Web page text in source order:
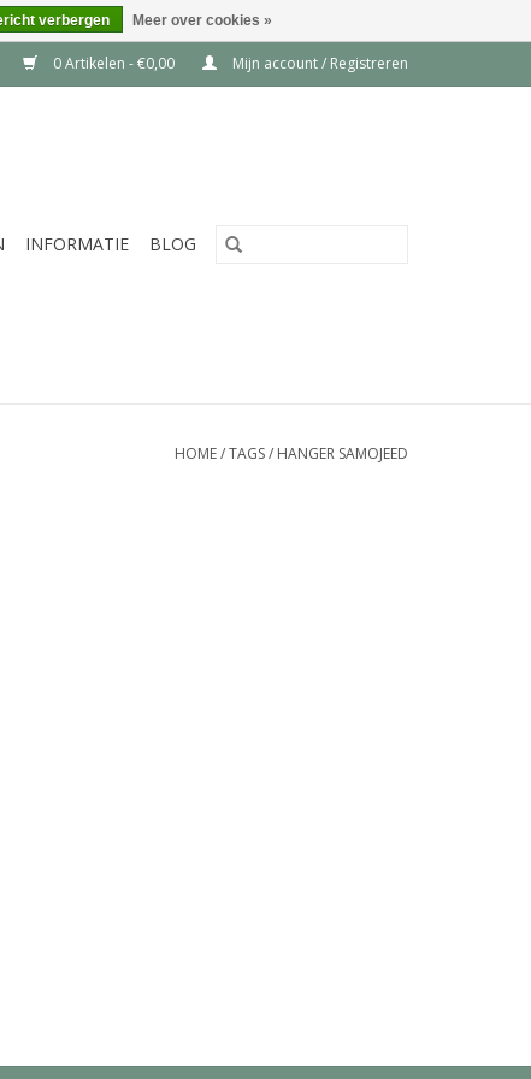
0 Artikelen - €0,00 Mijn account / Registreren
INFORMATIE BLOG
HOME/TAGS/ HANGER SAMOJEED
verbergen Meer over cookies »